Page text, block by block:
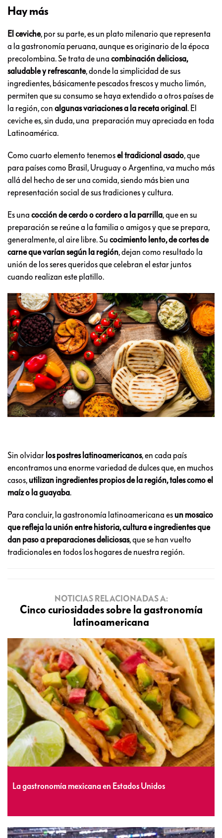
Hay más
El ceviche, por su parte, es un plato milenario que representa
a la gastronomía peruana, aunque es originario de la época
precolombina. Se trata de una combinación deliciosa,
saludable y refrescante, donde la simplicidad de sus
ingredientes, básicamente pescados frescos y mucho limón,
permiten que su consumo se haya extendido a otros países de
la región, con algunas variaciones a la receta original . El
ceviche es, sin duda, una preparación muy apreciada en toda
Latinoamérica.
Como cuarto elemento tenemosel tradicional asado, que
para países como Brasil, Uruguay o Argentina, va mucho más
allá del hecho de ser una comida, siendo más bien una
representación social de sus tradiciones y cultura.
Es una cocción de cerdo o cordero a la parrilla, que en su
preparación se reúne a la familia o amigos y que se prepara,
generalmente, al aire libre. Su cocimiento lento, de cortes de
carne que varían según la región, dejan como resultado la
unión de los seres queridos que celebran el estar juntos
cuando realizan este platillo.
Sin olvidar los postres latinoamericanos, en cada país
encontramos una enorme variedad de dulces que, en muchos
casos, utilizan ingredientes propios de la región, tales como el
maíz o la guayaba.
Para concluir, la gastronomía latinoamericana es un mosaico
que refleja la unión entre historia, cultura e ingredientes que
dan paso a preparaciones deliciosas, que se han vuelto
tradicionales en todos los hogares de nuestra región.
NOTICIAS RELACIONADAS A:
Cinco curiosidades sobre la gastronomía
latinoamericana
La gastronomía mexicana en Estados Unidos